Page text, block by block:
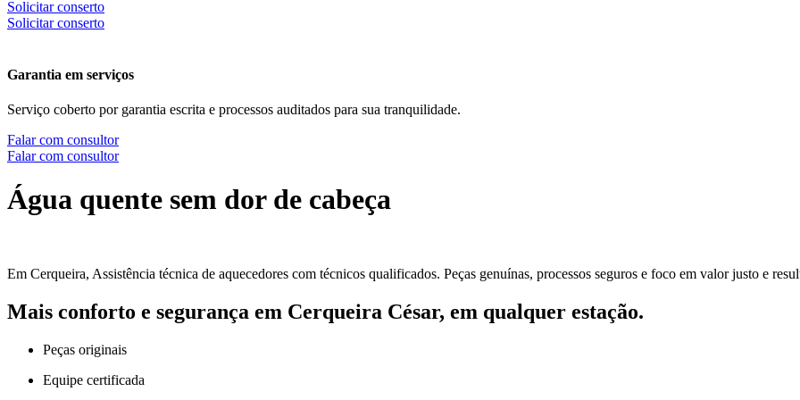
Solicitar conserto
Solicitar conserto
Garantia em serviços
Serviço coberto por garantia escrita e processos auditados para sua tranquilidade.
Falar com consultor
Falar com consultor
Água quente sem dor de cabeça
Em Cerqueira, Assistência técnica de aquecedores com técnicos qualificados. Peças genuínas, processos seguros e foco em valor justo e
Mais conforto e segurança em Cerqueira César, em qualquer estação.
Peças originais
Equipe certificada